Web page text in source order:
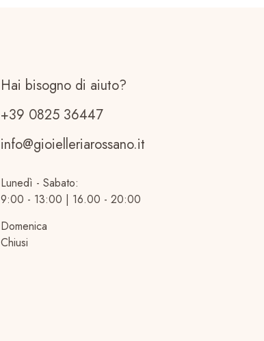
Hai bisogno di aiuto?
+39 0825 36447
info@gioielleriarossano.it
Lunedì - Sabato:
9:00 - 13:00 | 16.00 - 20:00
Domenica
Chiusi